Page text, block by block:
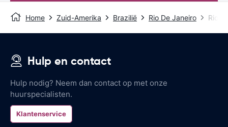
Home Zuid-Amerika Brazilië Rio De Janeiro Rio
Hulp en contact
Hulp nodig? Neem dan contact op met onze
huurspecialisten.
Klantenservice